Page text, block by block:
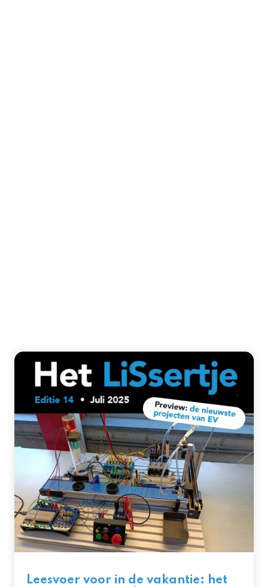
Leesvoer voor in de vakantie: het